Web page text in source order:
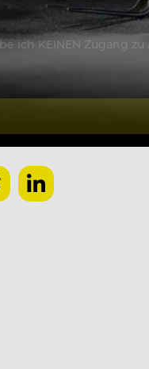
ich KEINEN Zugang